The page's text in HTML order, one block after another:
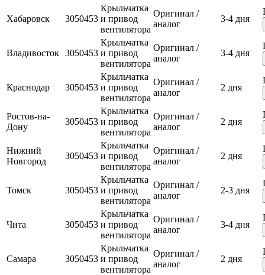
Хабаровск 3050453
Крыльчатка
и привод
вентилятора
Оригинал /
аналог
3-4 дня
Владивосток 3050453
Крыльчатка
и привод
вентилятора
Оригинал /
аналог
3-4 дня
Краснодар 3050453
Крыльчатка
и привод
вентилятора
Оригинал /
аналог
2 дня
Ростов-на-
Дону
3050453
Крыльчатка
и привод
вентилятора
Оригинал /
аналог
2 дня
Нижний
Новгород
3050453
Крыльчатка
и привод
вентилятора
Оригинал /
аналог
2 дня
Томск 3050453
Крыльчатка
и привод
вентилятора
Оригинал /
аналог
2-3 дня
Чита 3050453
Крыльчатка
и привод
вентилятора
Оригинал /
аналог
3-4 дня
Самара 3050453
Крыльчатка
и привод
вентилятора
Оригинал /
аналог
2 дня